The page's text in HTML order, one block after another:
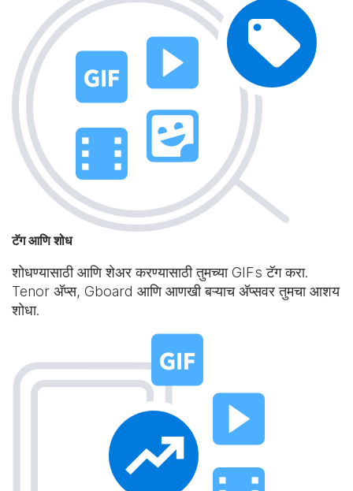
टॅग आणि शोध
शोधण्यासाठी आणि शेअर करण्यासाठी तुमच्या GIFs टॅग करा.
Tenor अ‍ॅप्स, Gboard आणि आणखी बऱ्याच अ‍ॅप्सवर तुमचा आशय
शोधा.